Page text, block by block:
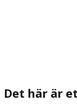
Det här är